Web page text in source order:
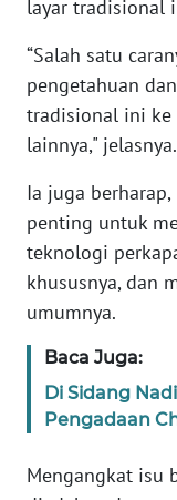
layar tradisional
“Salah satu
pengetahuan
tradisional ini ke
lainnya," jelasnya.
Ia juga
penting untuk
teknologi
khususnya, dan
umumnya.
Baca Juga:
Di Sidang
Pengadaan
Mengangkat isu
WN
JABAR
WN
WN
NTT
WN
WN
PAPUA
WN
PAPUA